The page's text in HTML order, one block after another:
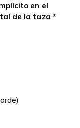
en el
de la taza *